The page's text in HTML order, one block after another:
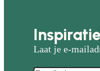
Laat je e-